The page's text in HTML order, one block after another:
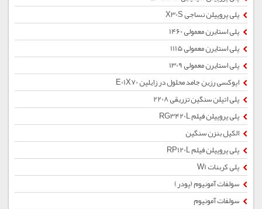
پلی پروپیلن نساجی X30S
پلی استایرن معمولی 1460
پلی استایرن معمولی 1115
پلی استایرن معمولی 1309
اپوکسی رزین جامد محلول در زایلین E01X70
پلی اتیلن سنگین تزریقی 2208
پلی پروپیلن فیلم RG3420L
الکیل بنزن سنگین
پلی پروپیلن فیلم RP120L
پلی کربنات W1
سولفات آمونیوم (پودر)
سولفات آمونیوم